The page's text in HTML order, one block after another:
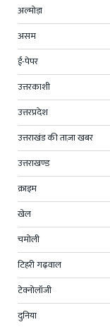
अल्मोड़ा
असम
ई-पेपर
उत्तरकाशी
उत्तरप्रदेश
उत्तराखंड की ताज़ा खबर
उत्तराखण्ड
क्राइम
खेल
चमोली
टिहरी गढ़वाल
टेक्नोलॉजी
दुनिया